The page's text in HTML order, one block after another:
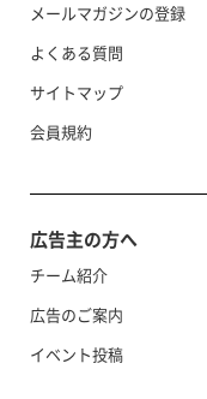
メールマガジンの登録
よくある質問
サイトマップ
会員規約
広告主の方へ
チーム紹介
広告のご案内
イベント投稿